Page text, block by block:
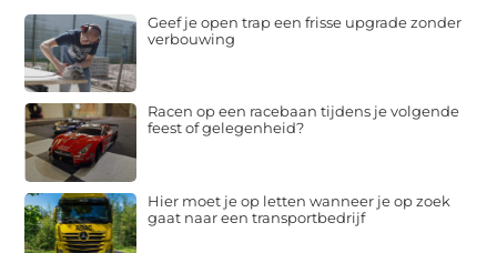
Geef je open trap een frisse upgrade zonder
verbouwing
Racen op een racebaan tijdens je volgende
feest of gelegenheid?
Hier moet je op letten wanneer je op zoek
gaat naar een transportbedrijf